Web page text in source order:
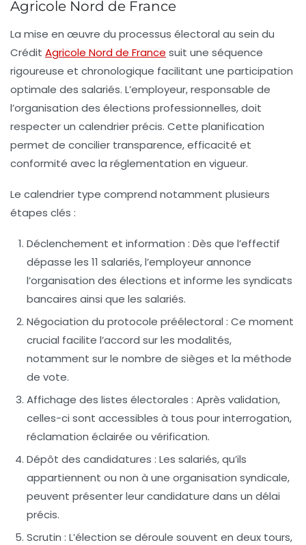
Agricole Nord de France
La mise en œuvre du processus électoral au sein du
Crédit Agricole Nord de France suit une séquence
rigoureuse et chronologique facilitant une participation
optimale des salariés. L’employeur, responsable de
l’organisation des élections professionnelles, doit
respecter un calendrier précis. Cette planification
permet de concilier transparence, efficacité et
conformité avec la réglementation en vigueur.
Le calendrier type comprend notamment plusieurs
étapes clés :
Déclenchement et information : Dès que l’effectif
dépasse les 11 salariés, l’employeur annonce
l’organisation des élections et informe les syndicats
bancaires ainsi que les salariés.
Négociation du protocole préélectoral : Ce moment
crucial facilite l’accord sur les modalités,
notamment sur le nombre de sièges et la méthode
de vote.
Affichage des listes électorales : Après validation,
celles-ci sont accessibles à tous pour interrogation,
réclamation éclairée ou vérification.
Dépôt des candidatures : Les salariés, qu’ils
appartiennent ou non à une organisation syndicale,
peuvent présenter leur candidature dans un délai
précis.
Scrutin : L’élection se déroule souvent en deux tours,